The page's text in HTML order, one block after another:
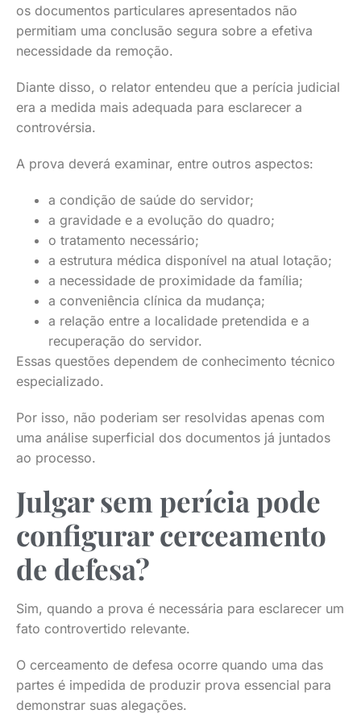
os documentos particulares apresentados não
permitiam uma conclusão segura sobre a efetiva
necessidade da remoção.
Diante disso, o relator entendeu que a perícia judicial
era a medida mais adequada para esclarecer a
controvérsia.
A prova deverá examinar, entre outros aspectos:
a condição de saúde do servidor;
a gravidade e a evolução do quadro;
o tratamento necessário;
a estrutura médica disponível na atual lotação;
a necessidade de proximidade da família;
a conveniência clínica da mudança;
a relação entre a localidade pretendida e a
recuperação do servidor.
Essas questões dependem de conhecimento técnico
especializado.
Por isso, não poderiam ser resolvidas apenas com
uma análise superficial dos documentos já juntados
ao processo.
Julgar sem perícia pode
configurar cerceamento
de defesa?
Sim, quando a prova é necessária para esclarecer um
fato controvertido relevante.
O cerceamento de defesa ocorre quando uma das
partes é impedida de produzir prova essencial para
demonstrar suas alegações.